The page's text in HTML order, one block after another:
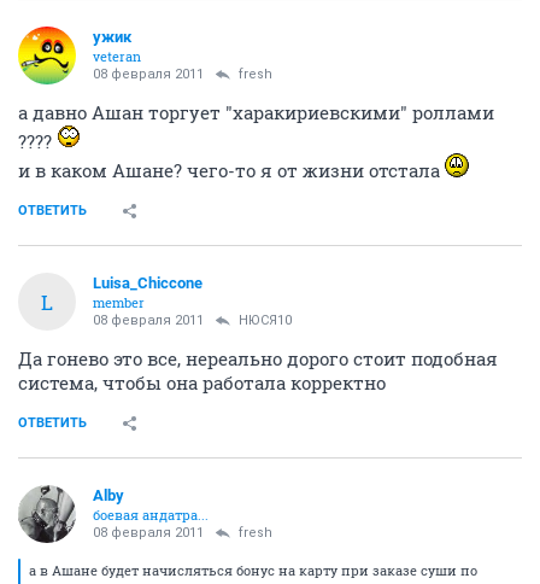
ужик
veteran
08 февраля 2011 fresh
а давно Ашан торгует "харакириевскими" роллами
????
и в каком Ашане? чего-то я от жизни отстала
ОТВЕТИТЬ
L
Luisa_Chiccone
member
08 февраля 2011 НЮСЯ10
Да гонево это все, нереально дорого стоит подобная
система, чтобы она работала корректно
ОТВЕТИТЬ
Alby
боевая андатра...
08 февраля 2011 fresh
а в Ашане будет начисляться бонус на карту при заказе суши по